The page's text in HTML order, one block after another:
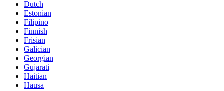
Dutch
Estonian
Filipino
Finnish
Frisian
Galician
Georgian
Gujarati
Haitian
Hausa